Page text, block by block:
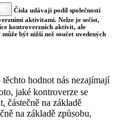
Čísla udávají podíl společností
aktivitami. Nelze je sečíst,
kontroverzních aktivit, ale
být nižší než součet uvedených
těchto hodnot nás nezajímají
jaké kontroverze se
částečně na základě
na základě způsobu,